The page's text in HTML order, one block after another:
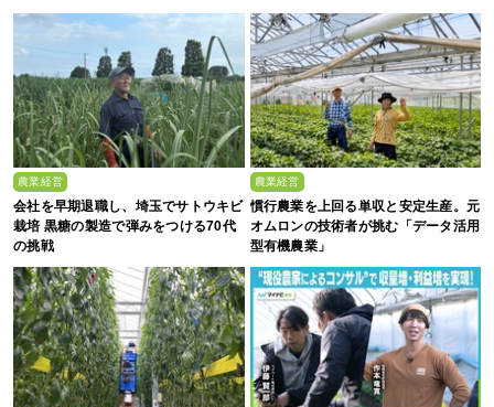
農業経営
会社を早期退職し、埼玉でサトウキビ
栽培 黒糖の製造で弾みをつける70代
の挑戦
農業経営
慣行農業を上回る単収と安定生産。元
オムロンの技術者が挑む「データ活用
型有機農業」